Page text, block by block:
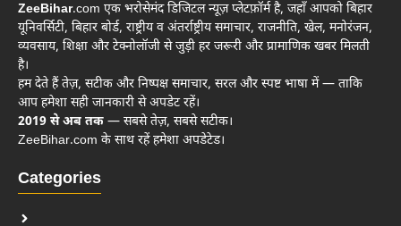
ZeeBihar.com एक भरोसेमंद डिजिटल न्यूज़ प्लेटफ़ॉर्म है, जहाँ आपको बिहार
यूनिवर्सिटी, बिहार बोर्ड, राष्ट्रीय व अंतर्राष्ट्रीय समाचार, राजनीति, खेल, मनोरंजन,
व्यवसाय, शिक्षा और टेक्नोलॉजी से जुड़ी हर जरूरी और प्रामाणिक खबर मिलती
है।
हम देते हैं तेज़, सटीक और निष्पक्ष समाचार, सरल और स्पष्ट भाषा में — ताकि
आप हमेशा सही जानकारी से अपडेट रहें।
2019 से अब तक — सबसे तेज़, सबसे सटीक।
ZeeBihar.com के साथ रहें हमेशा अपडेटेड।
Categories